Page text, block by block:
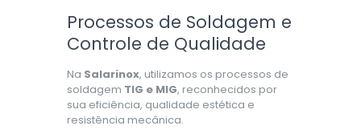
Processos de Soldagem e
Controle de Qualidade
Na Salarinox, utilizamos os processos de
soldagem TIG e MIG, reconhecidos por
sua eficiência, qualidade estética e
resistência mecânica.